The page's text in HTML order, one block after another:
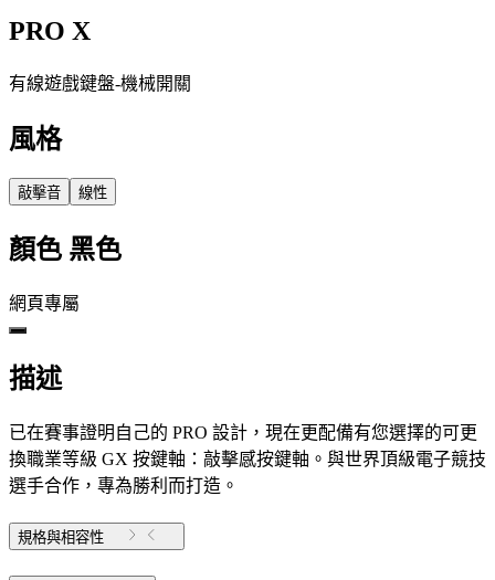
PRO X
有線遊戲鍵盤-機械開關
風格
敲擊音 線性
顏色 黑色
網頁專屬
描述
已在賽事證明自己的 PRO 設計，現在更配備有您選擇的可更
換職業等級 GX 按鍵軸：敲擊感按鍵軸。與世界頂級電子競技
選手合作，專為勝利而打造。
規格與相容性